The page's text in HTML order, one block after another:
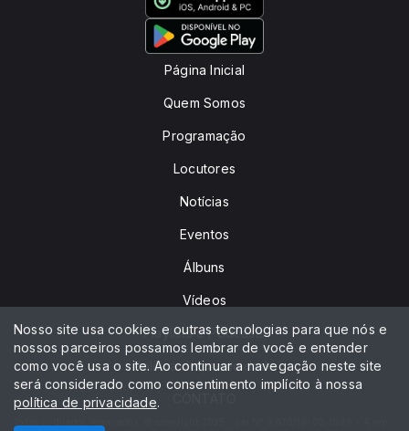
Página Inicial
Quem Somos
Programação
Locutores
Notícias
Eventos
Álbuns
Vídeos
Playlists e Podcasts
Política de privacidade
Nosso site usa cookies e outras tecnologias para que nós e
nossos parceiros possamos lembrar de você e entender
como você usa o site. Ao continuar a navegação neste site
será considerado como consentimento implícito à nossa
política de privacidade.